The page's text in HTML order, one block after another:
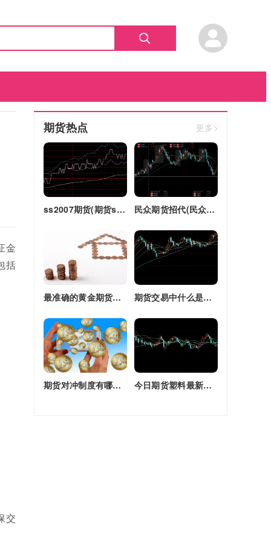
金
括
交
期货热点 更多>
ss2007期货(期货ss2018) 民众期货招代(民众期货怎么了)
最准确的黄金期货交易师(最准确的黄金期货交易师是谁) 期货交易中什么是复合头寸(期货交易中什么是复合头寸交易)
期货对冲制度有哪些(期货对冲制度有哪些类型) 今日期货塑料最新价格(今日期货塑料最新价格行情)